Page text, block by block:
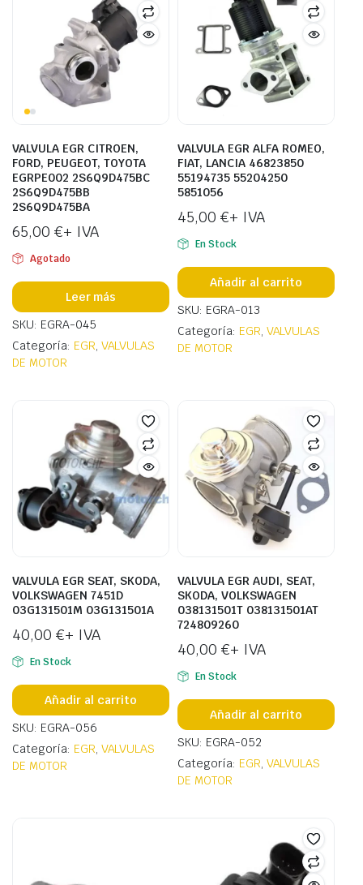
VALVULA EGR CITROEN,
FORD, PEUGEOT, TOYOTA
EGRPE002 2S6Q9D475BC
2S6Q9D475BB
2S6Q9D475BA
65,00 €+ IVA
Agotado
Leer más
SKU: EGRA-045
Categoría: EGR, VALVULAS
DE MOTOR
VALVULA EGR ALFA ROMEO,
FIAT, LANCIA 46823850
55194735 55204250
5851056
45,00 €+ IVA
En Stock
Añadir al carrito
SKU: EGRA-013
Categoría: EGR, VALVULAS
DE MOTOR
VALVULA EGR SEAT, SKODA,
VOLKSWAGEN 7451D
03G131501M 03G131501A
40,00 €+ IVA
En Stock
Añadir al carrito
SKU: EGRA-056
Categoría: EGR, VALVULAS
DE MOTOR
VALVULA EGR AUDI, SEAT,
SKODA, VOLKSWAGEN
038131501T 038131501AT
724809260
40,00 €+ IVA
En Stock
Añadir al carrito
SKU: EGRA-052
Categoría: EGR, VALVULAS
DE MOTOR